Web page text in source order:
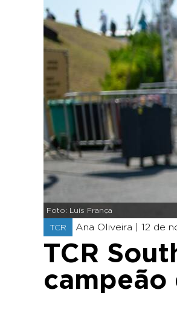
Foto: Luís França
TCR Ana Oliveira | 12 de
TCR
campeão